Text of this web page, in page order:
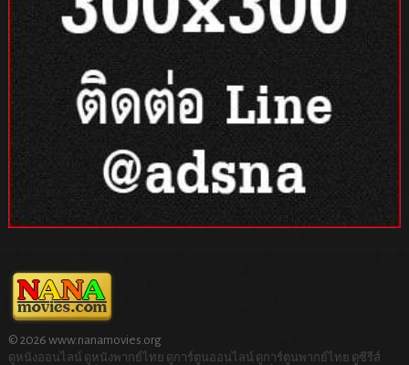
© 2026 www.nanamovies.org
ดูหนังออนไลน์ ดูหนังพากย์ไทย ดูการ์ตูนออนไลน์ ดูการ์ตูนพากย์ไทย ดูซีรีส์